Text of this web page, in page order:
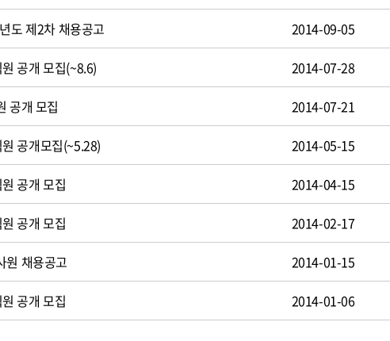
도 제2차 채용공고 2014-09-05
공개 모집(~8.6) 2014-07-28
공개 모집 2014-07-21
공개모집(~5.28) 2014-05-15
공개 모집 2014-04-15
공개 모집 2014-02-17
원 채용공고 2014-01-15
공개 모집 2014-01-06